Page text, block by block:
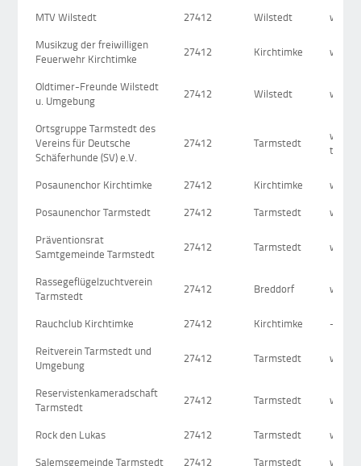
MTV Wilstedt
27412 Wilstedt
Musikzug der freiwilligen
Feuerwehr Kirchtimke
27412 Kirchtimke
Oldtimer-Freunde Wilstedt
u. Umgebung
27412 Wilstedt
Ortsgruppe Tarmstedt des
Vereins für Deutsche
Schäferhunde (SV) e.V.
27412 Tarmstedt
Posaunenchor Kirchtimke 27412 Kirchtimke
Posaunenchor Tarmstedt
27412 Tarmstedt
Präventionsrat
Samtgemeinde Tarmstedt
27412 Tarmstedt
Rassegeflügelzuchtverein
Tarmstedt
27412 Breddorf
Rauchclub Kirchtimke 27412 Kirchtimke
-
Reitverein Tarmstedt und
Umgebung
27412 Tarmstedt
Reservistenkameradschaft
Tarmstedt
27412 Tarmstedt
Rock den Lukas 27412 Tarmstedt
Salemsgemeinde Tarmstedt
27412 Tarmstedt